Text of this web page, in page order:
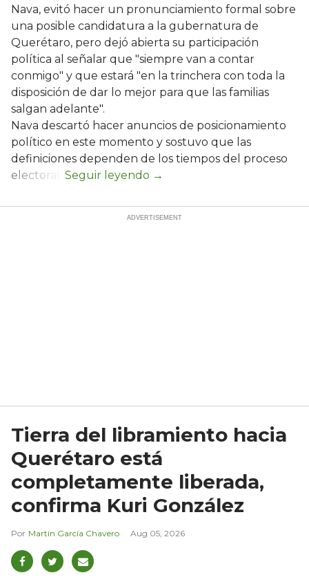
Nava, evitó hacer un pronunciamiento formal sobre
una posible candidatura a la gubernatura de
Querétaro, pero dejó abierta su participación
política al señalar que "siempre van a contar
conmigo" y que estará "en la trinchera con toda la
disposición de dar lo mejor para que las familias
salgan adelante".
Nava descartó hacer anuncios de posicionamiento
político en este momento y sostuvo que las
definiciones dependen de los tiempos del proceso
electoral.
Tierra del libramiento hacia
Querétaro está
completamente liberada,
confirma Kuri González
Martín García Chavero Aug 05, 2026